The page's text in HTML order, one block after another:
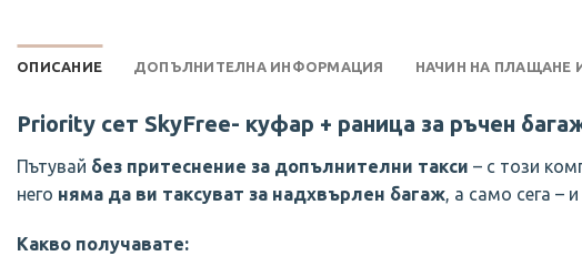
ОПИСАНИЕ ДОПЪЛНИТЕЛНА ИНФОРМАЦИЯ НАЧИН НА ПЛАЩАНЕ
Priority сет SkyFree- куфар + раница за ръчен
Пътувай без притеснение за допълнителни такси – с този
него няма да ви таксуват за надхвърлен багаж, а само сега – и
Какво получавате: